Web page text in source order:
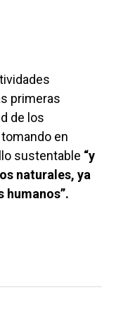
primeras
de los
en
sustentable “y
naturales, ya
humanos”.